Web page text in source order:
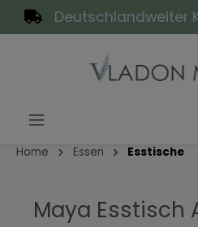
springenDeutschlandweiter
Home Essen Esstische
Maya Esstisch